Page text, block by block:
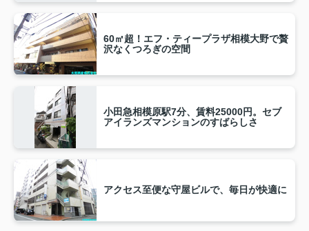
60㎡超！エフ・ティープラザ相模大野で贅
沢なくつろぎの空間
小田急相模原駅7分、賃料25000円。セブ
アイランズマンションのすばらしさ
アクセス至便な守屋ビルで、毎日が快適に